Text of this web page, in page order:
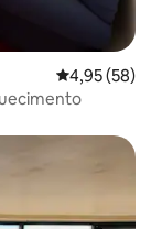
4,95 de uma
4,95 (58)